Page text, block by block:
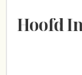
Hoofd